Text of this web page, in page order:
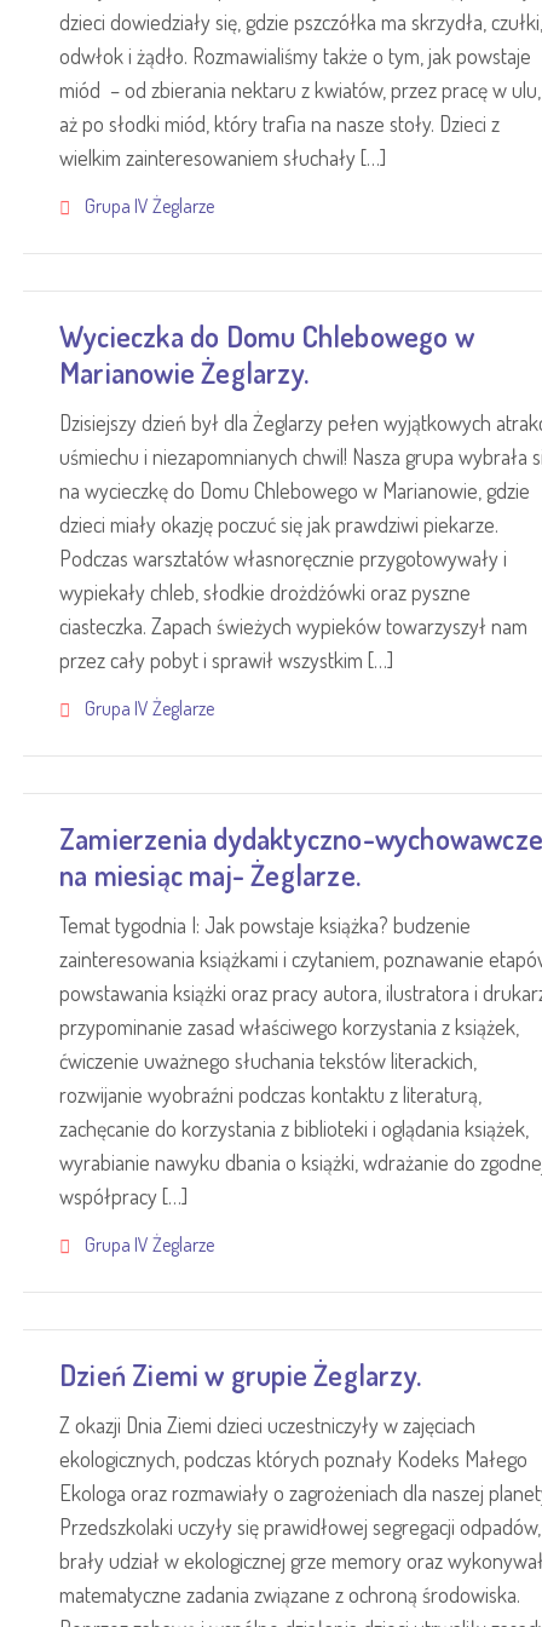
dzieci dowiedziały się, gdzie pszczółka ma skrzydła, czułki,
odwłok i żądło. Rozmawialiśmy także o tym, jak powstaje
miód – od zbierania nektaru z kwiatów, przez pracę w ulu,
aż po słodki miód, który trafia na nasze stoły. Dzieci z
wielkim zainteresowaniem słuchały […]
Grupa IV Żeglarze
Wycieczka do Domu Chlebowego w
Marianowie Żeglarzy.
Dzisiejszy dzień był dla Żeglarzy pełen wyjątkowych
uśmiechu i niezapomnianych chwil! Nasza grupa wybrała
na wycieczkę do Domu Chlebowego w Marianowie, gdzie
dzieci miały okazję poczuć się jak prawdziwi piekarze.
Podczas warsztatów własnoręcznie przygotowywały i
wypiekały chleb, słodkie drożdżówki oraz pyszne
ciasteczka. Zapach świeżych wypieków towarzyszył nam
przez cały pobyt i sprawił wszystkim […]
Grupa IV Żeglarze
Zamierzenia dydaktyczno-wychowawcze
na miesiąc maj- Żeglarze.
Temat tygodnia I: Jak powstaje książka? budzenie
zainteresowania książkami i czytaniem, poznawanie
powstawania książki oraz pracy autora, ilustratora i
przypominanie zasad właściwego korzystania z książek,
ćwiczenie uważnego słuchania tekstów literackich,
rozwijanie wyobraźni podczas kontaktu z literaturą,
zachęcanie do korzystania z biblioteki i oglądania książek,
wyrabianie nawyku dbania o książki, wdrażanie do
współpracy […]
Grupa IV Żeglarze
Dzień Ziemi w grupie Żeglarzy.
Z okazji Dnia Ziemi dzieci uczestniczyły w zajęciach
ekologicznych, podczas których poznały Kodeks Małego
Ekologa oraz rozmawiały o zagrożeniach dla naszej
Przedszkolaki uczyły się prawidłowej segregacji odpadów,
brały udział w ekologicznej grze memory oraz
matematyczne zadania związane z ochroną środowiska.